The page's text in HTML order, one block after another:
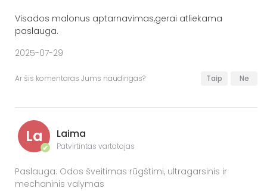
Visados malonus aptarnavimas,gerai atliekama
paslauga.
2025-07-29
Ar šis komentaras Jums naudingas? Taip Ne
La
✔
Laima
Patvirtintas vartotojas
Paslauga: Odos šveitimas rūgštimi, ultragarsinis ir
mechaninis valymas